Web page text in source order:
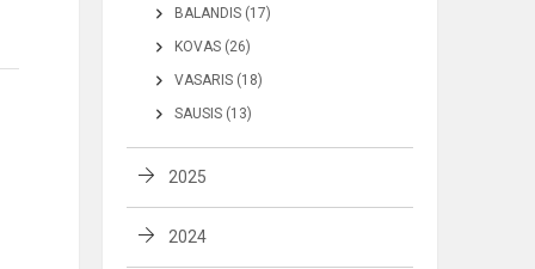
BALANDIS (17)
KOVAS (26)
VASARIS (18)
SAUSIS (13)
2025
2024